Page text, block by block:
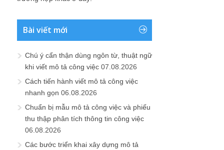
Bài viết mới
Chú ý cẩn thận dùng ngôn từ, thuật ngữ
khi viết mô tả công việc 07.08.2026
Cách tiến hành viết mô tả công việc
nhanh gọn 06.08.2026
Chuẩn bị mẫu mô tả công việc và phiếu
thu thập phân tích thông tin công việc
06.08.2026
Các bước triển khai xây dựng mô tả